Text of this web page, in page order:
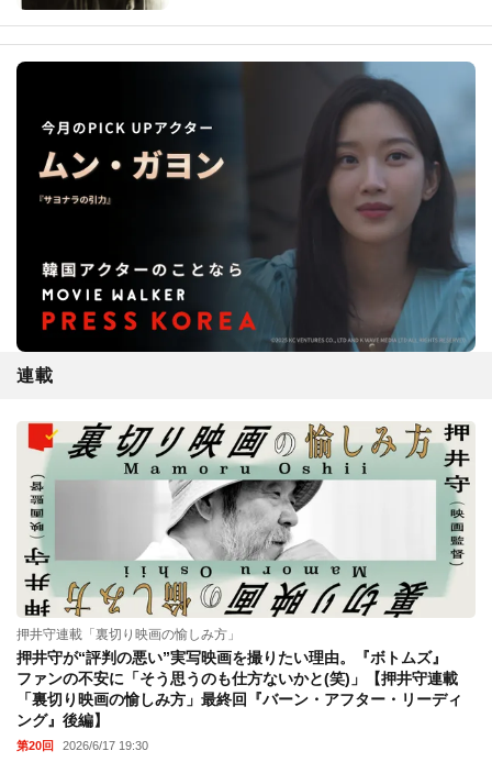
連載
押井守連載「裏切り映画の愉しみ方」
押井守が“評判の悪い”実写映画を撮りたい理由。『ボトムズ』
ファンの不安に「そう思うのも仕方ないかと(笑)」【押井守連載
「裏切り映画の愉しみ方」最終回『バーン・アフター・リーディ
ング』後編】
第20回 2026/6/17 19:30